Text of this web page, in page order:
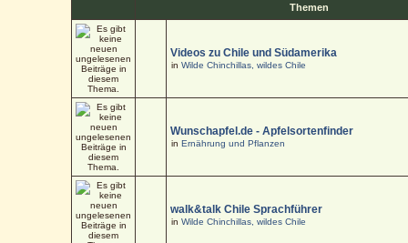
Themen
Videos zu Chile und Südamerika
inWilde Chinchillas, wildes Chile
Wunschapfel.de - Apfelsortenfinder
inErnährung und Pflanzen
walk&talk Chile Sprachführer
inWilde Chinchillas, wildes Chile